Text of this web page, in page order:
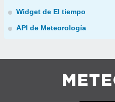
Widget de El tiempo
API de Meteorología